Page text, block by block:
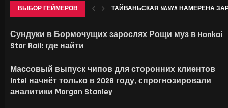
ВЫБОР ГЕЙМЕРОВ ТАЙВАНЬСКАЯ NANYA НАМЕРЕНА
Сундуки в Бормочущих зарослях Рощи муз в Honkai
Star Rail: где найти
Массовый выпуск чипов для сторонних клиентов
Intel начнёт только в 2028 году, спрогнозировали
аналитики Morgan Stanley